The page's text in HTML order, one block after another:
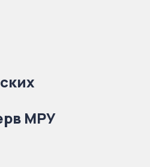
МРУ